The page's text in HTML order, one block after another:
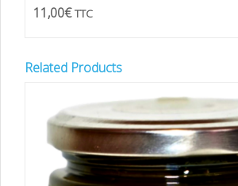
11,00€ TTC
Related Products